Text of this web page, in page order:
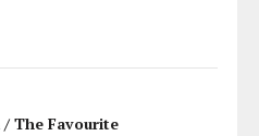
The Favourite